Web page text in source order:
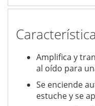
Amplifica y
al oído para
Se enciende
estuche y se